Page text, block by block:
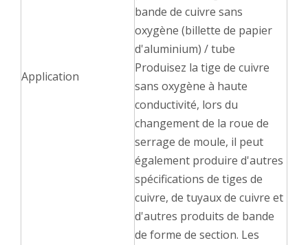
Application
bande de cuivre sans
oxygène (billette de papier
d'aluminium) / tube
Produisez la tige de cuivre
sans oxygène à haute
conductivité, lors du
changement de la roue de
serrage de moule, il peut
également produire d'autres
spécifications de tiges de
cuivre, de tuyaux de cuivre et
d'autres produits de bande
de forme de section. Les